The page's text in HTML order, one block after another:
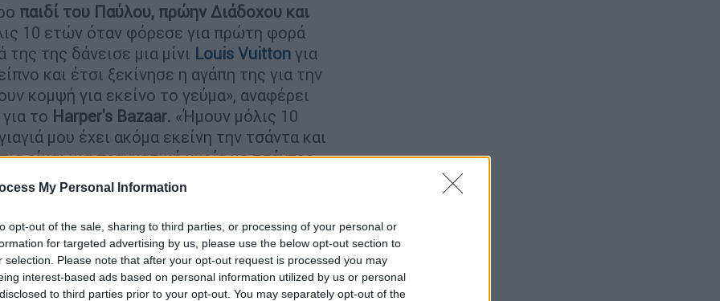
My Personal Information
opt-out of the sale, sharing to third parties, or processing of your personal or
for targeted advertising by us, please use the below opt-out section to
selection. Please note that after your opt-out request is processed you may
interest-based ads based on personal information utilized by us or personal
to third parties prior to your opt-out. You may separately opt-out of the
παιδί του Παύλου, πρώην Διάδοχου και
10 ετών όταν φόρεσε για πρώτη φορά
της δάνεισε μια μίνι Louis Vuitton για
και έτσι ξεκίνησε η αγάπη της για την
κομψή για εκείνο το γεύμα», αναφέρει
το Harper's Bazaar. «Ήμουν μόλις 10
μου έχει ακόμα εκείνη την τσάντα και
είμαι μια πραγματική κυρία με τσάντες,
Δεν έχω απολύτως καμία ιδέα».